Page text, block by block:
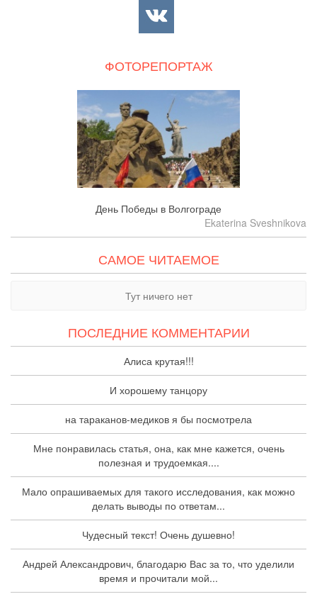
ФОТОРЕПОРТАЖ
День Победы в Волгограде
Ekaterina Sveshnikova
САМОЕ ЧИТАЕМОЕ
Тут ничего нет
ПОСЛЕДНИЕ КОММЕНТАРИИ
Алиса крутая!!!
И хорошему танцору
на тараканов-медиков я бы посмотрела
Мне понравилась статья, она, как мне кажется, очень
полезная и трудоемкая....
Мало опрашиваемых для такого исследования, как можно
делать выводы по ответам...
Чудесный текст! Очень душевно!
Андрей Александрович, благодарю Вас за то, что уделили
время и прочитали мой...